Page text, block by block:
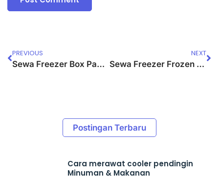
PREVIOUS
Sewa Freezer Box Pangandaran
NEXT
Sewa Freezer Frozen Food Padalarang, Kabupaten Bandung Barat
Postingan Terbaru
Cara merawat cooler pendingin
Minuman & Makanan